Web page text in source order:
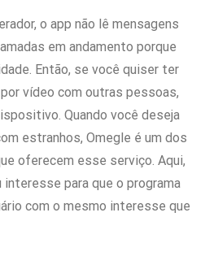
o app não lê mensagens
em andamento porque
Então, se você quiser ter
vídeo com outras pessoas,
Quando você deseja
estranhos, Omegle é um dos
oferecem esse serviço. Aqui,
para que o programa
com o mesmo interesse que